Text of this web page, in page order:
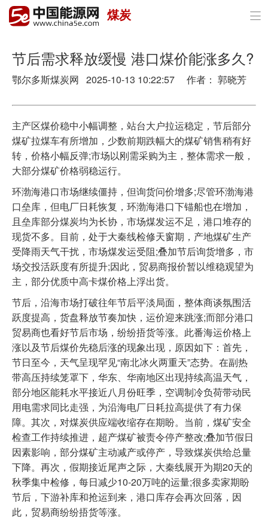
首页
政策与经济
油气
煤炭
电力
新能源
节能环保
分布式能源
煤炭 
节后需求释放缓慢 港口煤价能涨多久?
鄂尔多斯煤炭网 2025-10-13 10:22:57 作者： 郭晓芳
主产区煤价稳中小幅调整，站台大户拉运稳定，节后部分
煤矿拉煤车有所增加，少数前期跌幅大的煤矿销售稍有好
转，价格小幅反弹;市场以刚需采购为主，整体需求一般，
大部分煤矿价格弱稳运行。
环渤海港口市场继续僵持，但询货问价增多;尽管环渤海港
口垒库，但电厂日耗恢复，环渤海港口下锚船也在增加，
且垒库部分煤炭均为长协，市场煤发运不足，港口堆存的
现货不多。目前，处于大秦线检修天窗期，产地煤矿生产
受降雨天气干扰，市场煤发运受阻;叠加节后询货增多，市
场交投活跃度有所提升;因此，贸易商报价暂以维稳观望为
主，部分优质中高卡煤价格上浮出货。
节后，沿海市场打破往年节后平淡局面，整体商谈氛围活
跃度提高，货盘释放节奏加快，运价迎来跳涨;而部分港口
贸易商也看好节后市场，纷纷捂货等涨。此番海运价格上
涨以及节后煤价先稳后涨的现象出现，原因如下：首先，
节日至今，天气呈现罕见“南北冰火两重天”态势。在副热
带高压持续笼罩下，华东、华南地区出现持续高温天气，
部分地区能耗水平接近八月份旺季，空调制冷负荷带动民
用电需求同比走强，为沿海电厂日耗拉高提供了有力保
障。其次，对煤炭供应端收缩存在期盼。当前，煤矿安全
检查工作持续推进，超产煤矿被责令停产整改;叠加节假日
因素影响，部分煤矿主动减产或停产，导致煤炭供给总量
下降。再次，假期接近尾声之际，大秦线展开为期20天的
秋季集中检修，每日减少10-20万吨的运量;很多卖家期盼
节后，下游补库和抢运到来，港口库存会再次回落，因
此，贸易商纷纷捂货等涨。